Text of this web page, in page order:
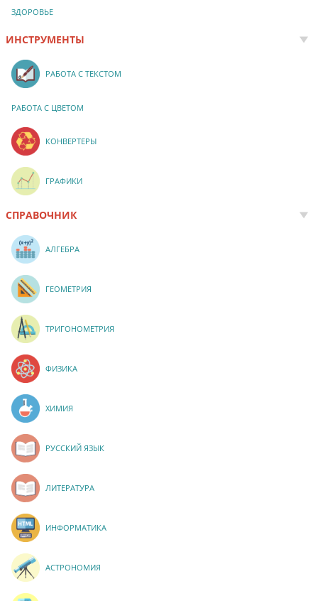
ЗДОРОВЬЕ
ИНСТРУМЕНТЫ
РАБОТА С ТЕКСТОМ
РАБОТА С ЦВЕТОМ
КОНВЕРТЕРЫ
ГРАФИКИ
СПРАВОЧНИК
АЛГЕБРА
ГЕОМЕТРИЯ
ТРИГОНОМЕТРИЯ
ФИЗИКА
ХИМИЯ
РУССКИЙ ЯЗЫК
ЛИТЕРАТУРА
ИНФОРМАТИКА
АСТРОНОМИЯ